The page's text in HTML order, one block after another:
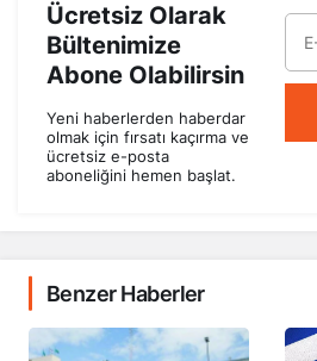
Ücretsiz Olarak
Bültenimize
Abone Olabilirsin
Yeni haberlerden haberdar
olmak için fırsatı kaçırma ve
ücretsiz e-posta
aboneliğini hemen başlat.
Benzer Haberler